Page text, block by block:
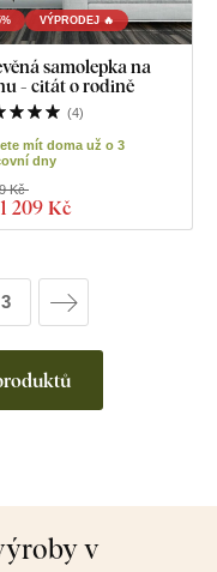
VÝPRODEJ 🔥
samolepka na
- citát o rodině
(4)
mít doma už o 3
dny
1 209 Kč
Kč
3
v